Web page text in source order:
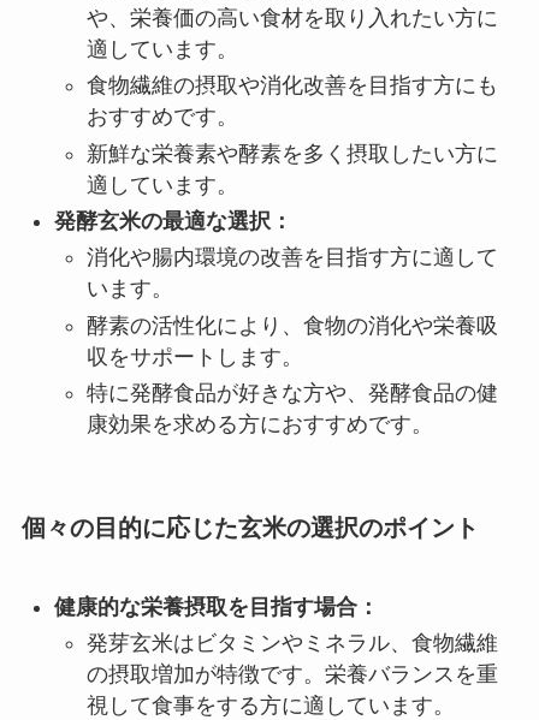
や、栄養価の高い食材を取り入れたい方に
適しています。
食物繊維の摂取や消化改善を目指す方にも
おすすめです。
新鮮な栄養素や酵素を多く摂取したい方に
適しています。
発酵玄米の最適な選択：
消化や腸内環境の改善を目指す方に適して
います。
酵素の活性化により、食物の消化や栄養吸
収をサポートします。
特に発酵食品が好きな方や、発酵食品の健
康効果を求める方におすすめです。
個々の目的に応じた玄米の選択のポイント
健康的な栄養摂取を目指す場合：
発芽玄米はビタミンやミネラル、食物繊維
の摂取増加が特徴です。栄養バランスを重
視して食事をする方に適しています。